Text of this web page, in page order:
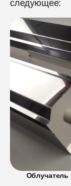
следующее:
Облучатель